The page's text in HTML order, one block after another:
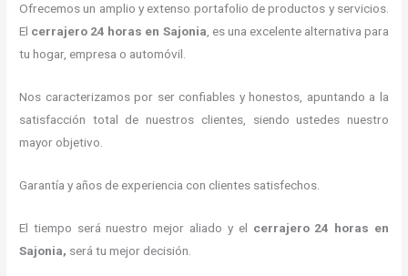
Ofrecemos un amplio y extenso portafolio de productos y servicios.
El cerrajero 24 horas en Sajonia, es una excelente alternativa para
tu hogar, empresa o automóvil.
Nos caracterizamos por ser confiables y honestos, apuntando a la
satisfacción total de nuestros clientes, siendo ustedes nuestro
mayor objetivo.
Garantía y años de experiencia con clientes satisfechos.
El tiempo será nuestro mejor aliado y el cerrajero 24 horas en
Sajonia, será tu mejor decisión.